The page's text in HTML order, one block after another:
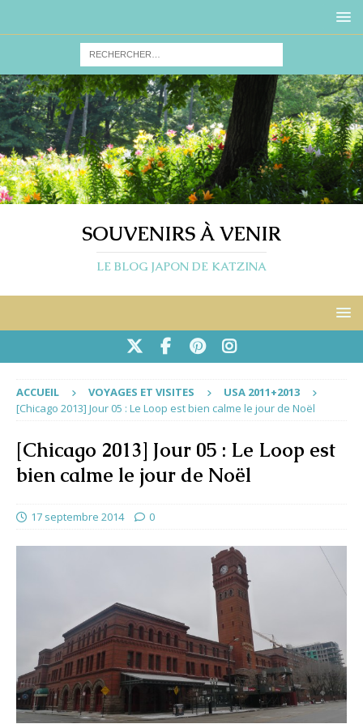
SOUVENIRS À VENIR
LE BLOG JAPON DE KATZINA
ACCUEIL VOYAGES ET VISITES
USA 2011+2013
[Chicago 2013] Jour 05 : Le Loop est bien calme le jour de Noël
[Chicago 2013] Jour 05 : Le Loop est
bien calme le jour de Noël
17 septembre 2014 0